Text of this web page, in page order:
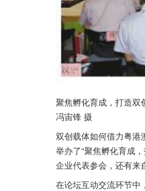
聚焦孵化育成，打造双
冯宙锋 摄
双创载体如何借力粤港
举办了“聚焦孵化育成
企业代表参会，还有来
在论坛互动交流环节中